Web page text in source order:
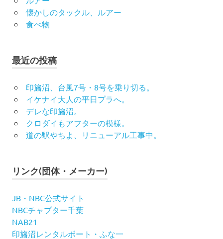
懐かしのタックル、ルアー
食べ物
最近の投稿
印旛沼、台風7号・8号を乗り切る。
イケナイ大人の平日プラへ。
デレな印旛沼。
クロダイもアフターの模様。
道の駅やちよ、リニューアル工事中。
リンク(団体・メーカー)
JB・NBC公式サイト
NBCチャプター千葉
NAB21
印旛沼レンタルボート・ふな一